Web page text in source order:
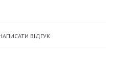
ВІДГУК